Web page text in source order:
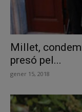
Millet,
presó pel...
gener 15, 2018